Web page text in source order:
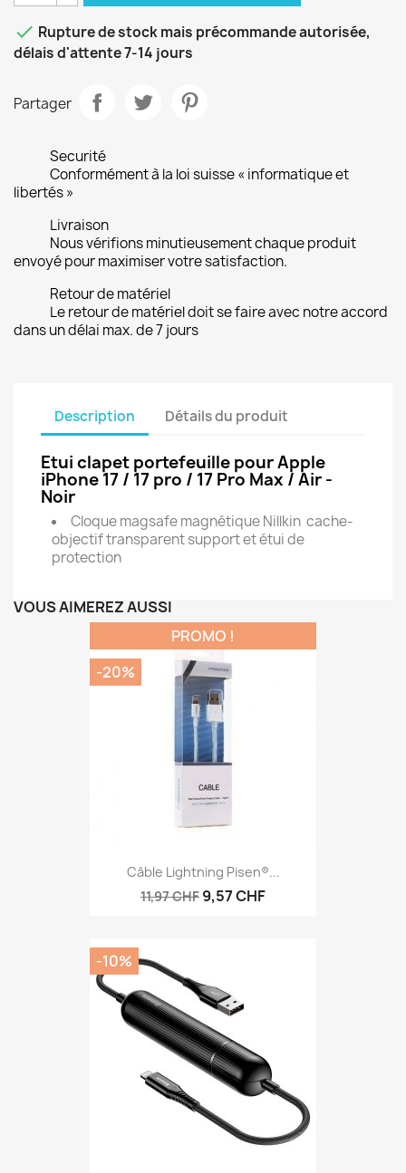
 Rupture de stock mais précommande autorisée,
délais d'attente 7-14 jours
Partager
Securité
Conformément à la loi suisse « informatique et
libertés »
Livraison
Nous vérifions minutieusement chaque produit
envoyé pour maximiser votre satisfaction.
Retour de matériel
Le retour de matériel doit se faire avec notre accord
dans un délai max. de 7 jours
Description Détails du produit
Etui clapet portefeuille pour Apple
iPhone 17 / 17 pro / 17 Pro Max / Air -
Noir
Cloque magsafe magnétique Nillkin cache-
objectif transparent support et étui de
protection
VOUS AIMEREZ AUSSI
Câble Lightning Pisen®...
11,97 CHF 9,57 CHF
PROMO !
-20%
-10%